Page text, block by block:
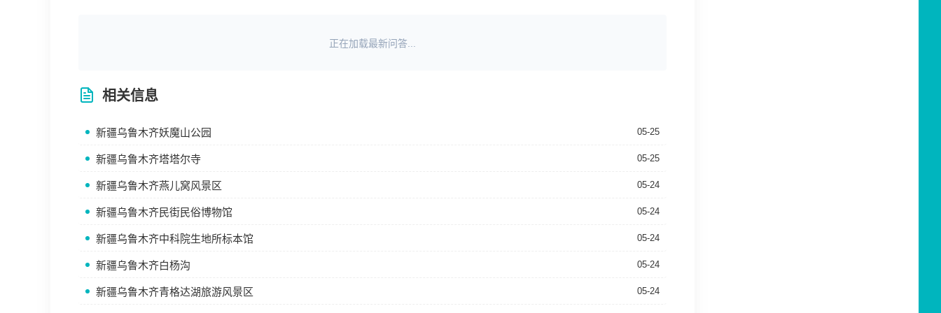
正在加载最新问答...
相关信息
新疆乌鲁木齐妖魔山公园 05-25
新疆乌鲁木齐塔塔尔寺 05-25
新疆乌鲁木齐燕儿窝风景区 05-24
新疆乌鲁木齐民街民俗博物馆 05-24
新疆乌鲁木齐中科院生地所标本馆 05-24
新疆乌鲁木齐白杨沟 05-24
新疆乌鲁木齐青格达湖旅游风景区 05-24